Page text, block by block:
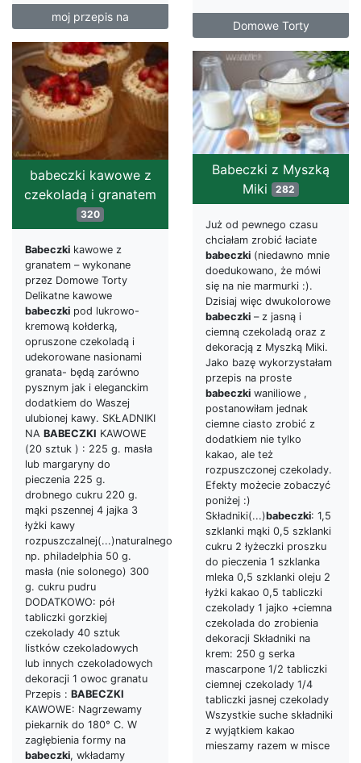
moj przepis na
Domowe Torty
babeczki kawowe z
czekoladą i granatem
320
Babeczki kawowe z
granatem – wykonane
przez Domowe Torty
Delikatne kawowe
babeczki pod lukrowo-
kremową kołderką,
opruszone czekoladą i
udekorowane nasionami
granata- będą zarówno
pysznym jak i eleganckim
dodatkiem do Waszej
ulubionej kawy. SKŁADNIKI
NA BABECZKI KAWOWE
(20 sztuk ) : 225 g. masła
lub margaryny do
pieczenia 225 g.
drobnego cukru 220 g.
mąki pszennej 4 jajka 3
łyżki kawy
rozpuszczalnej(...)naturalnego
np. philadelphia 50 g.
masła (nie solonego) 300
g. cukru pudru
DODATKOWO: pół
tabliczki gorzkiej
czekolady 40 sztuk
listków czekoladowych
lub innych czekoladowych
dekoracji 1 owoc granatu
Przepis : BABECZKI
KAWOWE: Nagrzewamy
piekarnik do 180° C. W
zagłębienia formy na
babeczki, wkładamy
Babeczki z Myszką
Miki 282
Już od pewnego czasu
chciałam zrobić łaciate
babeczki (niedawno mnie
doedukowano, że mówi
się na nie marmurki :).
Dzisiaj więc dwukolorowe
babeczki – z jasną i
ciemną czekoladą oraz z
dekoracją z Myszką Miki.
Jako bazę wykorzystałam
przepis na proste
babeczki waniliowe ,
postanowiłam jednak
ciemne ciasto zrobić z
dodatkiem nie tylko
kakao, ale też
rozpuszczonej czekolady.
Efekty możecie zobaczyć
poniżej :)
Składniki(...)babeczki: 1,5
szklanki mąki 0,5 szklanki
cukru 2 łyżeczki proszku
do pieczenia 1 szklanka
mleka 0,5 szklanki oleju 2
łyżki kakao 0,5 tabliczki
czekolady 1 jajko +ciemna
czekolada do zrobienia
dekoracji Składniki na
krem: 250 g serka
mascarpone 1/2 tabliczki
ciemnej czekolady 1/4
tabliczki jasnej czekolady
Wszystkie suche składniki
z wyjątkiem kakao
mieszamy razem w misce